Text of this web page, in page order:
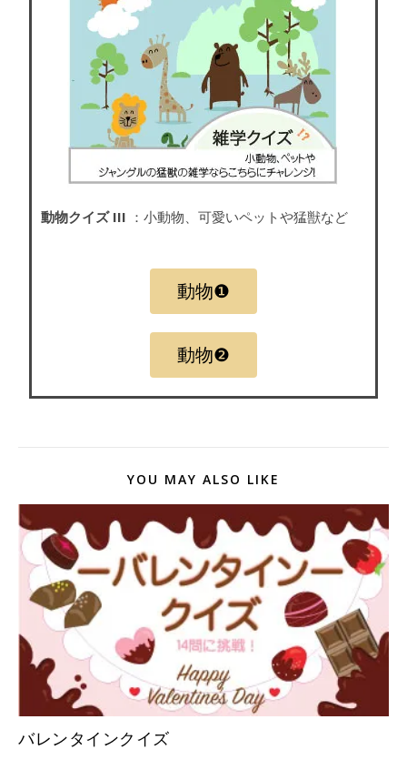
動物クイズ III ：小動物、可愛いペットや猛獣など
動物❶
動物❷
YOU MAY ALSO LIKE
バレンタインクイズ